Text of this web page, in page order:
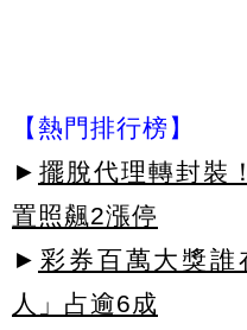
【熱門排行榜】
► 擺脫代理轉封裝
置照飆2漲停
► 彩券百萬大獎
人」占逾6成